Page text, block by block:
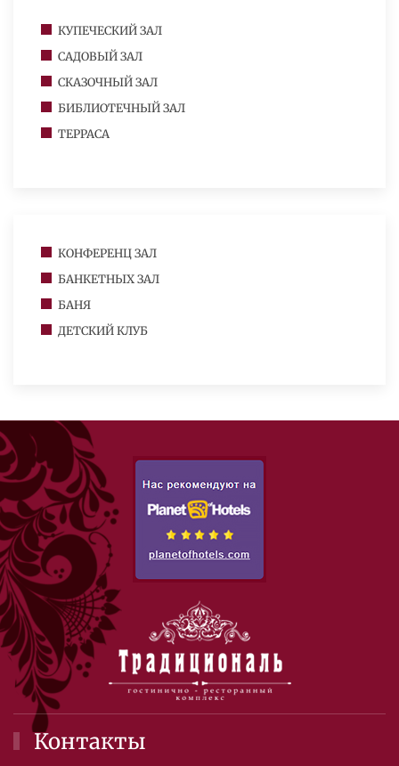
КУПЕЧЕСКИЙ ЗАЛ
САДОВЫЙ ЗАЛ
СКАЗОЧНЫЙ ЗАЛ
БИБЛИОТЕЧНЫЙ ЗАЛ
ТЕРРАСА
КОНФЕРЕНЦ ЗАЛ
БАНКЕТНЫХ ЗАЛ
БАНЯ
ДЕТСКИЙ КЛУБ
Контакты